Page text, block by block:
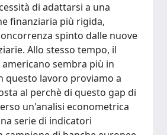
di adattarsi a una
finanziaria più rigida,
spinto dalle nuove
Allo stesso tempo, il
sembra più in
questo lavoro proviamo a
al perchè di questo gap di
un'analisi econometrica
serie di indicatori